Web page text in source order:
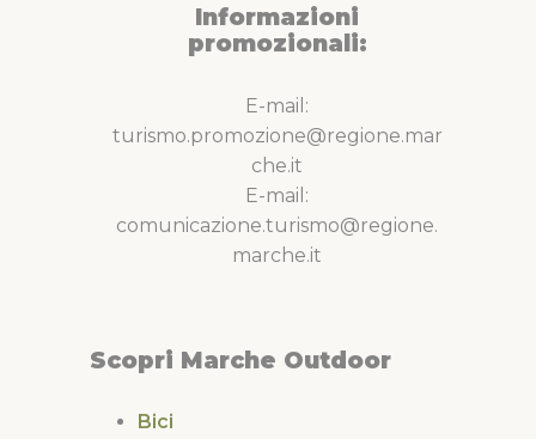
Informazioni
promozionali:
E-mail:
turismo.promozione@regione.mar
che.it
E-mail:
comunicazione.turismo@regione.
marche.it
Scopri Marche Outdoor
Bici